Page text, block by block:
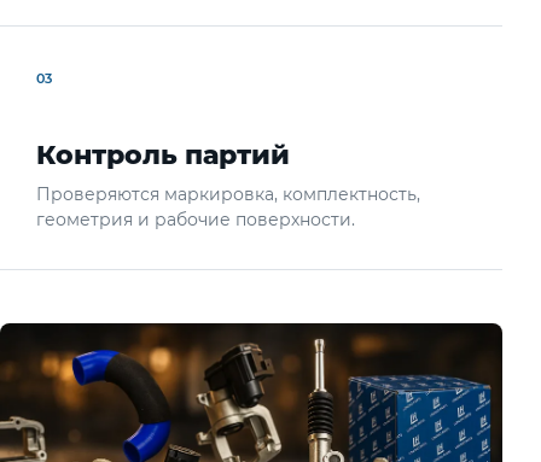
03
Контроль партий
Проверяются маркировка, комплектность,
геометрия и рабочие поверхности.